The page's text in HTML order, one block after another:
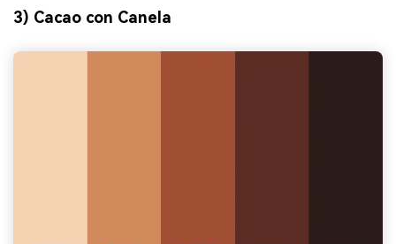
3) Cacao con Canela